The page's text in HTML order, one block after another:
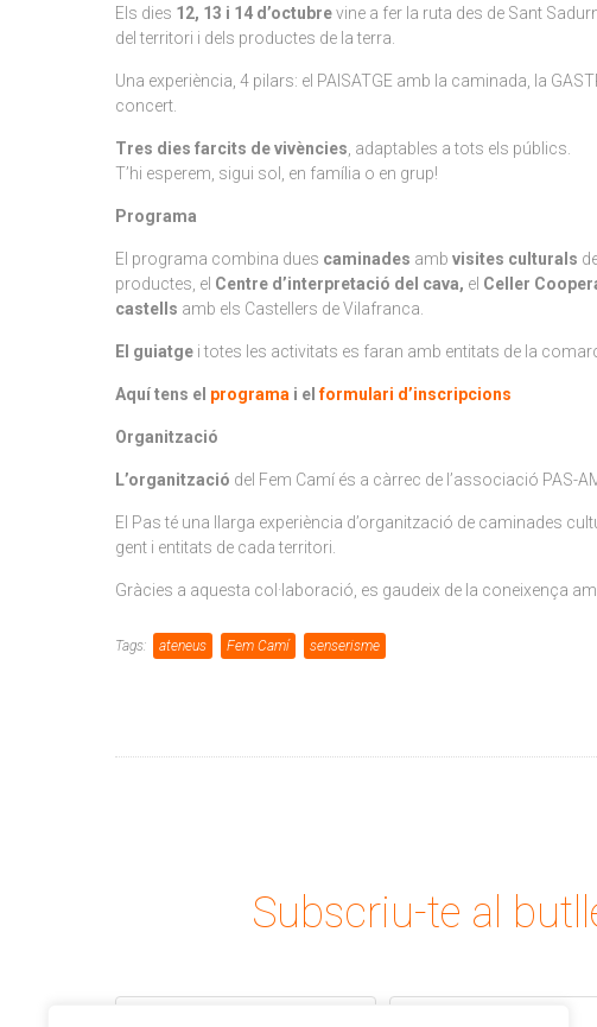
Els dies 12, 13 i 14 d’octubrevine a fer la ruta des de Sant
del territori i dels productes de la terra.
Una experiència, 4 pilars: el PAISATGE amb la caminada, la
concert.
Tres dies farcits de vivències , adaptables a tots els públics.
T’hi esperem, sigui sol, en família o en grup!
Programa
El programa combina dues caminades amb visites culturals
productes, el Centre d’interpretació del cava, el Celler
castells amb els Castellers de Vilafranca.
El guiatge i totes les activitats es faran amb entitats de la
Aquí tens el programa i elformulari d’inscripcions
Organització
L’organització del Fem Camí és a càrrec de l’associació PAS-
El Pas té una llarga experiència d’organització de caminades
gent i entitats de cada territori.
Gràcies a aquesta col·laboració, es gaudeix de la coneixença
Tags: ateneus Fem Camí senserisme
Subscriu-te al